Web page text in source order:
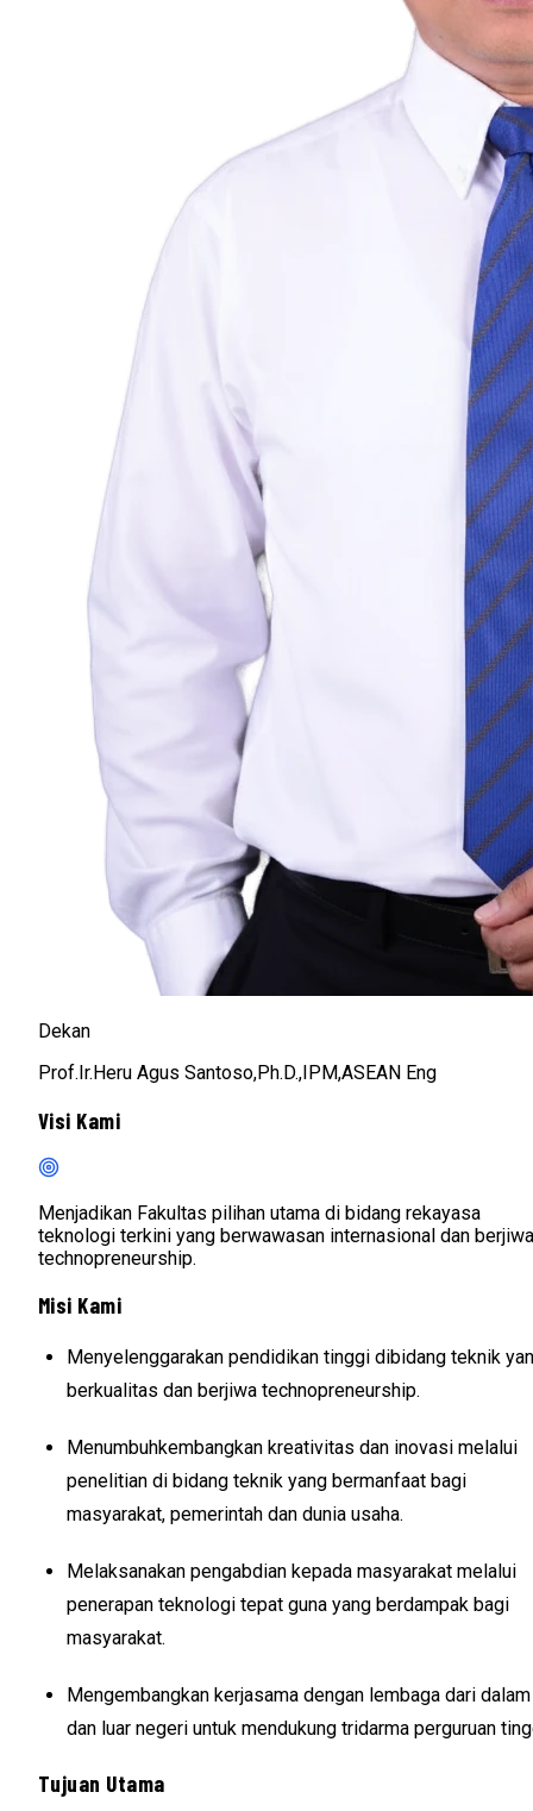
Dekan
Prof.Ir.Heru Agus Santoso,Ph.D.,IPM,ASEAN Eng
Visi Kami
Menjadikan Fakultas pilihan utama di bidang rekayasa
teknologi terkini yang berwawasan internasional dan berjiwa
technopreneurship.
Misi Kami
Menyelenggarakan pendidikan tinggi dibidang teknik
berkualitas dan berjiwa technopreneurship.
Menumbuhkembangkan kreativitas dan inovasi melalui
penelitian di bidang teknik yang bermanfaat bagi
masyarakat, pemerintah dan dunia usaha.
Melaksanakan pengabdian kepada masyarakat melalui
penerapan teknologi tepat guna yang berdampak bagi
masyarakat.
Mengembangkan kerjasama dengan lembaga dari dalam
dan luar negeri untuk mendukung tridarma perguruan
Tujuan Utama